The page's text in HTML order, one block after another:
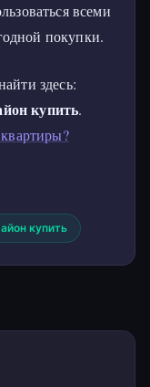
всеми
покупки.
здесь:
купить.
купить